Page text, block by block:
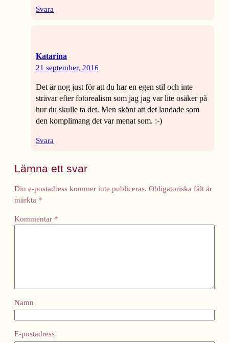
Svara
Katarina
21 september, 2016
Det är nog just för att du har en egen stil och inte
strävar efter fotorealism som jag jag var lite osäker på
hur du skulle ta det. Men skönt att det landade som
den komplimang det var menat som. :-)
Svara
Lämna ett svar
Din e-postadress kommer inte publiceras. Obligatoriska fält är
märkta *
Kommentar *
Namn
E-postadress